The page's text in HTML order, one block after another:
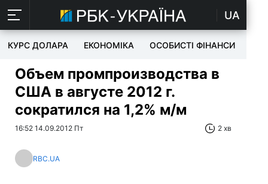
UA
КУРС ДОЛАРА ЕКОНОМІКА ОСОБИСТІ ФІНАНСИ
Объем промпроизводства в
США в августе 2012 г.
сократился на 1,2% м/м
16:52 14.09.2012 Пт 2 хв
RBC.UA